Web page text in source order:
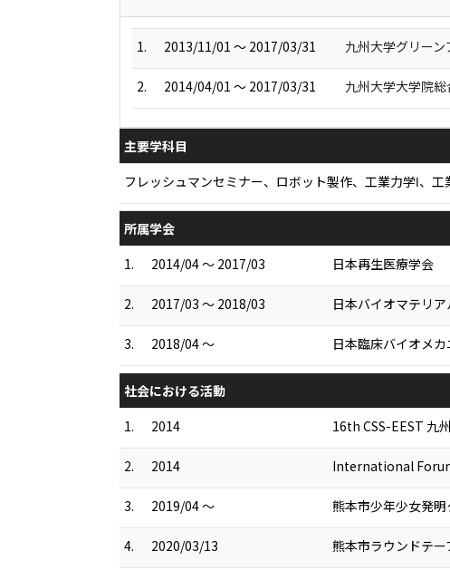
1. 2013/11/01 ～ 2017/03/31 九州大学グリー
2. 2014/04/01 ～ 2017/03/31 九州大学大学院
主要学科目
フレッシュマンセミナー、ロボット製作、工業力学Ⅰ、
所属学会
1.
2014/04 ～ 2017/03 日本再生医療学会
2. 2017/03 ～ 2018/03 日本バイオマテリ
3. 2018/04 ～ 日本臨床バイオメ
社会における活動
1.
2014 16th CSS-EEST 九
2. 2014 International
3. 2019/04 ～ 熊本市少年少女発
4. 2020/03/13 熊本市ラウンドテ